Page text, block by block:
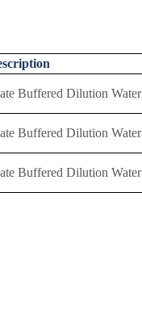
Buffered Dilution Water
Buffered Dilution Water
Buffered Dilution Water